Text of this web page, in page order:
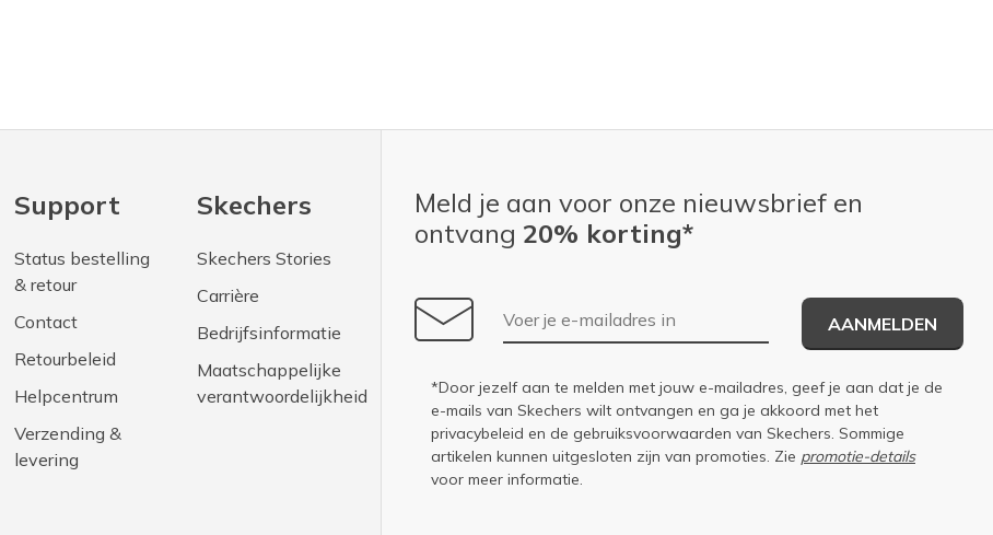
Support
Status bestelling
& retour
Contact
Retourbeleid
Helpcentrum
Verzending &
levering
Skechers
Skechers Stories
Carrière
Bedrijfsinformatie
Maatschappelijke
verantwoordelijkheid
Meld je aan voor onze nieuwsbrief en
ontvang 20% korting*
E-mailadres
AANMELDEN
*Door jezelf aan te melden met jouw e-mailadres, geef je aan dat je de
e-mails van Skechers wilt ontvangen en ga je akkoord met het
privacybeleid en de gebruiksvoorwaarden van Skechers. Sommige
artikelen kunnen uitgesloten zijn van promoties. Zie promotie-details
voor meer informatie.